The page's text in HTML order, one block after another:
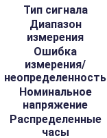
Тип сигнала
Диапазон
измерения
Ошибка
измерения/
неопределенность
Номинальное
напряжение
Распределенные
часы